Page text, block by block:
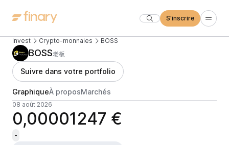
S'inscrire
Invest Crypto-monnaies BOSS
BOSS老板
Suivre dans votre portfolio
GraphiqueÀ proposMarchés
08 août 2026
0,00001247 €
-